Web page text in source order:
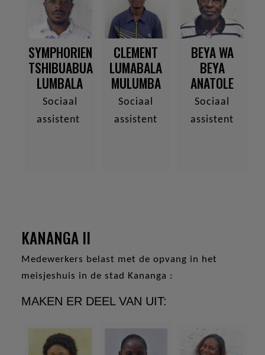
SYMPHORIEN
TSHIBUABUA
LUMBALA
Sociaal
assistent
CLEMENT
LUMABALA
MULUMBA
Sociaal
assistent
BEYA WA
BEYA
ANATOLE
Sociaal
assistent
KANANGA II
Medewerkers belast met de opvang in het
meisjeshuis in de stad Kananga :
MAKEN ER DEEL VAN UIT: